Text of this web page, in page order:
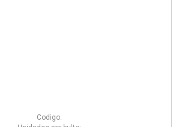
Codigo: